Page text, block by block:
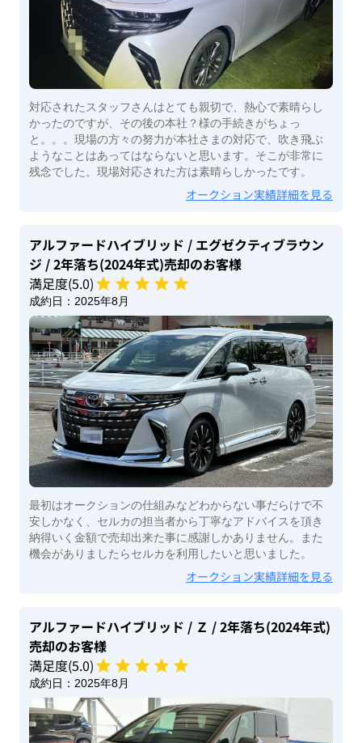
対応されたスタッフさんはとても親切で、熱心で素晴らし
かったのですが、その後の本社？様の手続きがちょっ
と。。。現場の方々の努力が本社さまの対応で、吹き飛ぶ
ようなことはあってはならないと思います。そこが非常に
残念でした。現場対応された方は素晴らしかったです。
オークション実績詳細を見る
アルファードハイブリッド / エグゼクティブラウン
ジ / 2年落ち(2024年式)売却のお客様
満足度(5.0)
成約日： 2025年8月
最初はオークションの仕組みなどわからない事だらけで不
安しかなく、セルカの担当者から丁寧なアドバイスを頂き
納得いく金額で売却出来た事に感謝しかありません。また
機会がありましたらセルカを利用したいと思いました。
オークション実績詳細を見る
アルファードハイブリッド / Ｚ / 2年落ち(2024年式)
売却のお客様
満足度(5.0)
成約日： 2025年8月